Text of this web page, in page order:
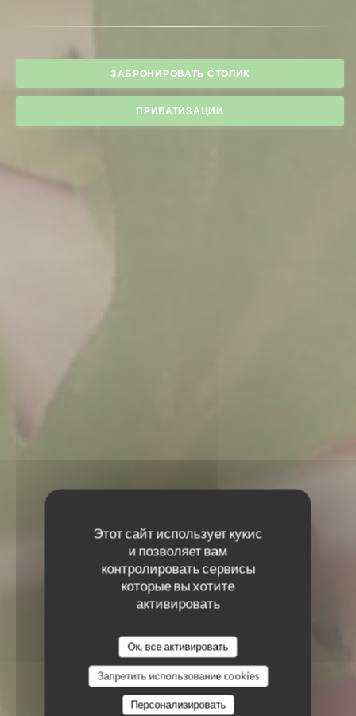
Этот сайт использует кукис
и позволяет вам
контролировать сервисы
которые вы хотите
активировать
Ок, все активировать
Запретить использование cookies
Персонализировать
ЗАБРОНИРОВАТЬ СТОЛИК
ПРИВАТИЗАЦИИ